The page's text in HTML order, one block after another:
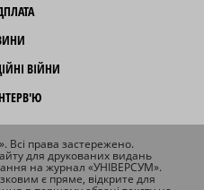
ВІЙНИ
Всі права застережено.
для друкованих видань
на журнал «УНІВЕРСУМ».
є пряме, відкрите для